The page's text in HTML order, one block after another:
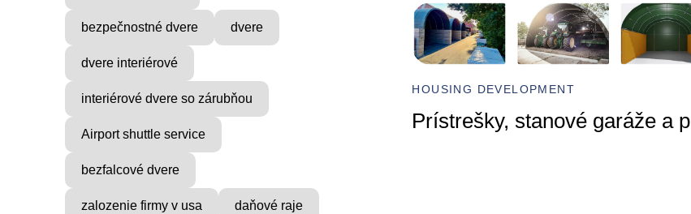
bezpečnostné dvere dvere
dvere interiérové
interiérové dvere so zárubňou
Airport shuttle service
bezfalcové dvere
zalozenie firmy v usa daňové raje
HOUSING DEVELOPMENT
Prístrešky, stanové garáže a p